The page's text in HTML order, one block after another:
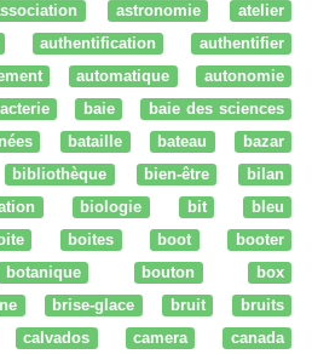
astronomie
atelier
authentification
authentifier
automatique
autonomie
baie
baie des sciences
bataille bateau
bazar
bibliothèque bien-être
bilan
biologie bit
bleu
boites boot
booter
botanique bouton
box
brise-glace bruit
bruits
calvados camera
canada